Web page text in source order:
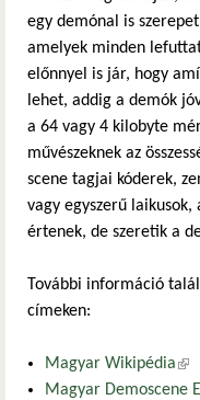
egy demónal is
amelyek minden
előnnyel is jár, hogy
lehet, addig a demók
a 64 vagy 4 kilobyte
művészeknek az
scene tagjai kóderek,
vagy egyszerű
értenek, de szeretik a
További információ
címeken:
Magyar Wikipédia
Magyar Demoscene